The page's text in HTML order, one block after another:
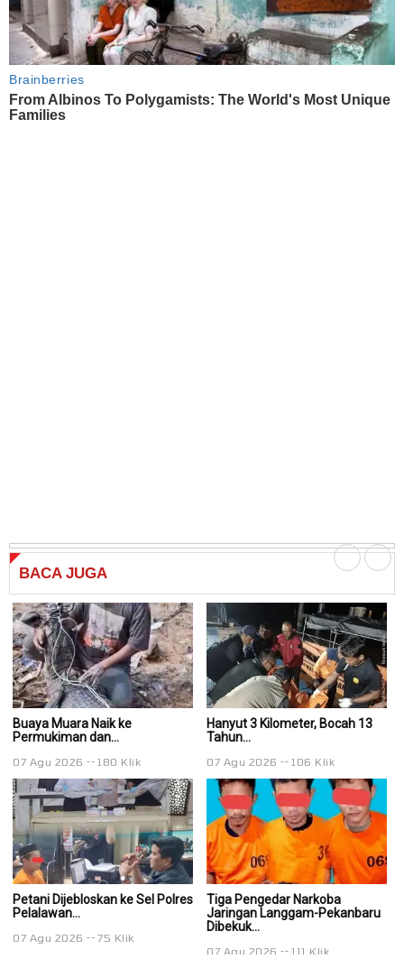
BACA JUGA
Buaya Muara Naik ke
Permukiman dan...
07 Agu 2026 180 Klik
Hanyut 3 Kilometer, Bocah 13
Tahun...
07 Agu 2026 106 Klik
Petani Dijebloskan ke Sel Polres
Pelalawan...
07 Agu 2026 75 Klik
Tiga Pengedar Narkoba
Jaringan Langgam-Pekanbaru
Dibekuk...
07 Agu 2026 111 Klik